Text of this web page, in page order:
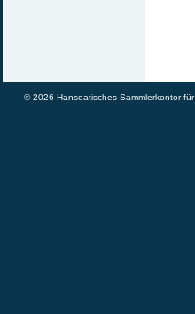
© 2026 Hanseatisches Sammlerkontor